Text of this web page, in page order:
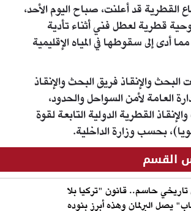
القطرية قد أعلنت، صباح اليوم الأحد،
قطرية لعطل فني أثناء تأدية
أدى إلى سقوطها في المياه الإقليمية
والإنقاذ فريق البحث والإنقاذ
العامة لأمن السواحل والحدود،
القطرية الدولية التابعة لقوة
بحسب وزارة الداخلية.
القسم
حاسم.. قانون "تركيا بلا
يصل البرلمان وهذه أبرز بنوده